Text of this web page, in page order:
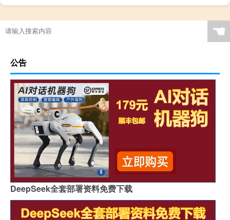
腰椎间盘突出膏药贴在腰的哪个部位（腰椎间盘突出膏药）
☚
公告
DeepSeek全套部署资料免费下载